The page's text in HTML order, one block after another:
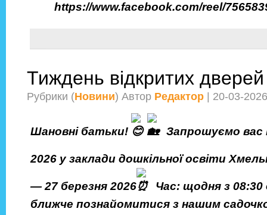
https://www.facebook.com/reel/
Тиждень відкритих
Рубрики (Новини) Автор Редактор | 20-03-2026
Шановні батьки! Запрошуємо вас
2026 у заклади дошкільної освіти
— 27 березня 2026
Час: щодня з 08:30
ближче познайомитися з нашим